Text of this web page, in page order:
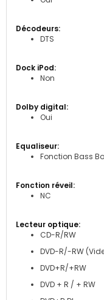
DTS
Non
Oui
Fonction Bass
NC
CD-R/RW
DVD-R/-RW
DVD+R/+RW
DVD + R / + RW